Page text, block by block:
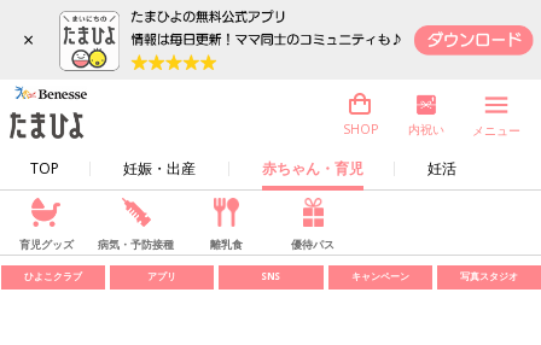
×
TOP 妊娠・出産 赤ちゃん・育児 妊活
SHOP 内祝い メニュー
育児グッズ 病気・予防接種 離乳食 優待パス
ひよこクラブ アプリ SNS キャンペーン 写真スタジオ